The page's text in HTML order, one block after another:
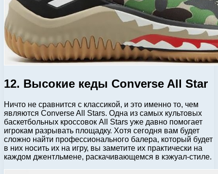
12. Высокие кеды Converse All Star
Ничто не сравнится с классикой, и это именно то, чем
являются Converse All Stars. Одна из самых культовых
баскетбольных кроссовок All Stars уже давно помогает
игрокам разрывать площадку. Хотя сегодня вам будет
сложно найти профессионального балера, который будет
в них носить их на игру, вы заметите их практически на
каждом джентльмене, раскачивающемся в кэжуал-стиле.